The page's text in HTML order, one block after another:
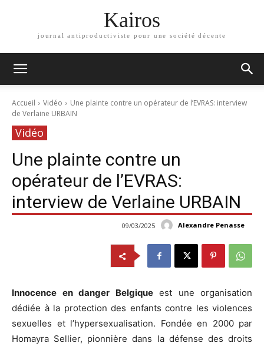
Kairos
journal antiproductiviste pour une société décente
Accueil Vidéo
Une plainte contre un opérateur de l’EVRAS: interview
de Verlaine URBAIN
Vidéo
Une plainte contre un
opérateur de l’EVRAS:
interview de Verlaine URBAIN
Alexandre Penasse
09/03/2025
Innocence en danger Belgiqueest une organisation
dédiée à la protection des enfants contre les violences
sexuelles et l’hypersexualisation. Fondée en 2000 par
Homayra Sellier, pionnière dans la défense des droits